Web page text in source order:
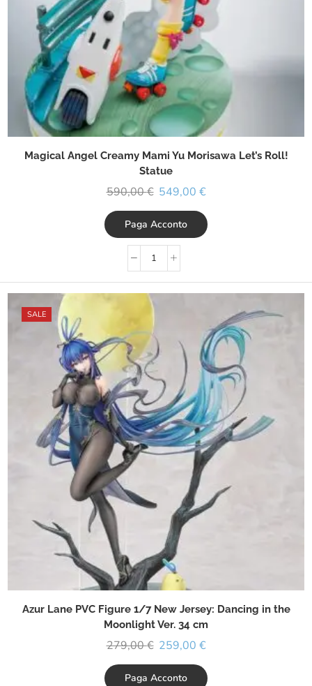
Magical Angel Creamy Mami Yu Morisawa Let’s Roll!
Statue
590,00€ 549,00 €
Paga Acconto
SALE
Azur Lane PVC Figure 1/7 New Jersey: Dancing in the
Moonlight Ver. 34 cm
279,00€ 259,00 €
Paga Acconto